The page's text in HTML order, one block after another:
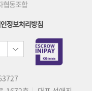
협동조합
정보처리방침